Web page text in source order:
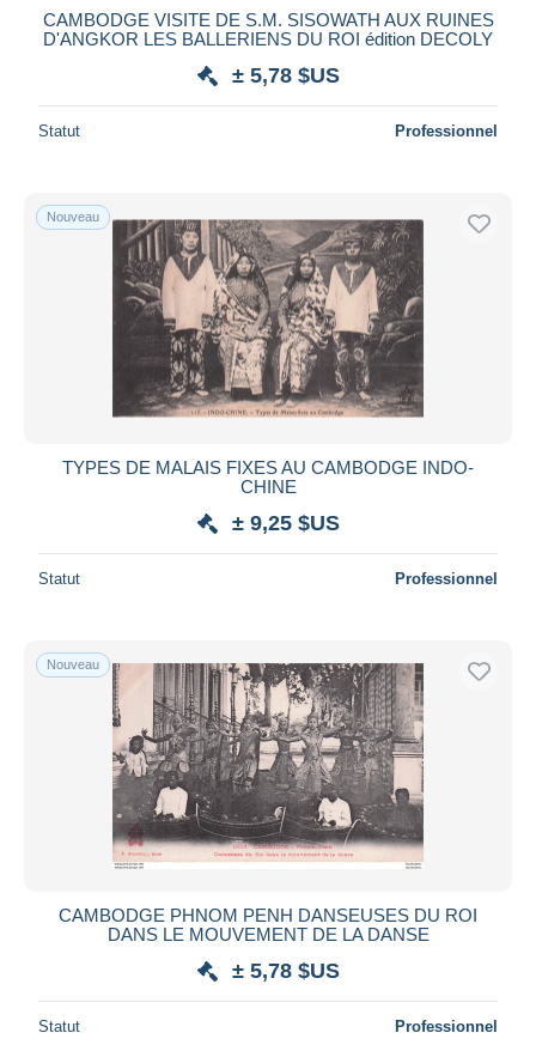
depuis
jours
Prix
Uniquement en réduction
Livraison gratuite
Méthodes de paiement
PayPal
Virement bancaire
Visa
Mastercard
iDeal
Appliquer
CAMBODGE VISITE DE S.M. SISOWATH AUX RUINES
D'ANGKOR LES BALLERIENS DU ROI édition DECOLY
± 5,78 $US
Statut Professionnel
Nouveau
TYPES DE MALAIS FIXES AU CAMBODGE INDO-
CHINE
± 9,25 $US
Statut Professionnel
Nouveau
CAMBODGE PHNOM PENH DANSEUSES DU ROI
DANS LE MOUVEMENT DE LA DANSE
± 5,78 $US
Statut Professionnel